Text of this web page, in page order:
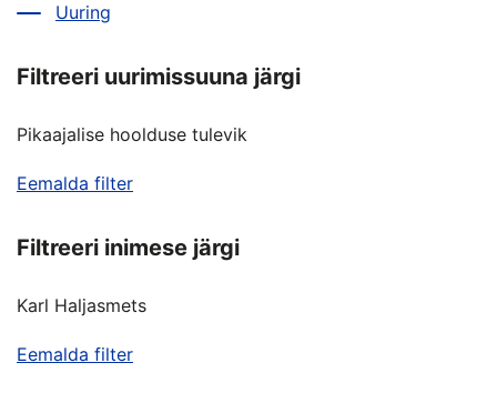
Uuring
Filtreeri uurimissuuna järgi
Pikaajalise hoolduse tulevik
Eemalda filter
Filtreeri inimese järgi
Karl Haljasmets
Eemalda filter